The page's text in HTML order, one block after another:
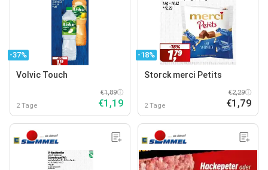
-37%
Volvic Touch
2 Tage
€1,89
€1,19
-18%
Storck merci Petits
2 Tage
€2,29
€1,79